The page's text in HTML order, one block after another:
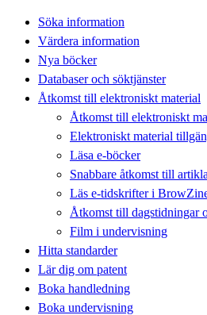
Söka information
Värdera information
Nya böcker
Databaser och söktjänster
Åtkomst till elektroniskt material
Åtkomst till elektroniskt
Elektroniskt material
Läsa e-böcker
Snabbare åtkomst till
Läs e-tidskrifter i
Åtkomst till dagstidningar
Film i undervisning
Hitta standarder
Lär dig om patent
Boka handledning
Boka undervisning